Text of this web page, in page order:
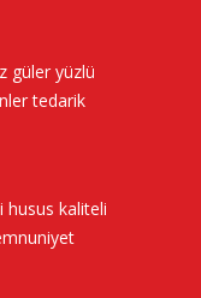
güler yüzlü
tedarik
husus kaliteli